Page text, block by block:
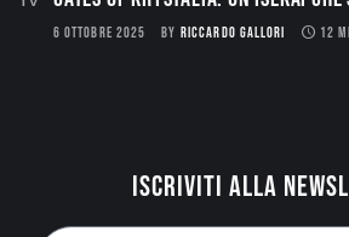
6 OTTOBRE 2025 BY RICCARDO GALLORI 12
Iscriviti alla